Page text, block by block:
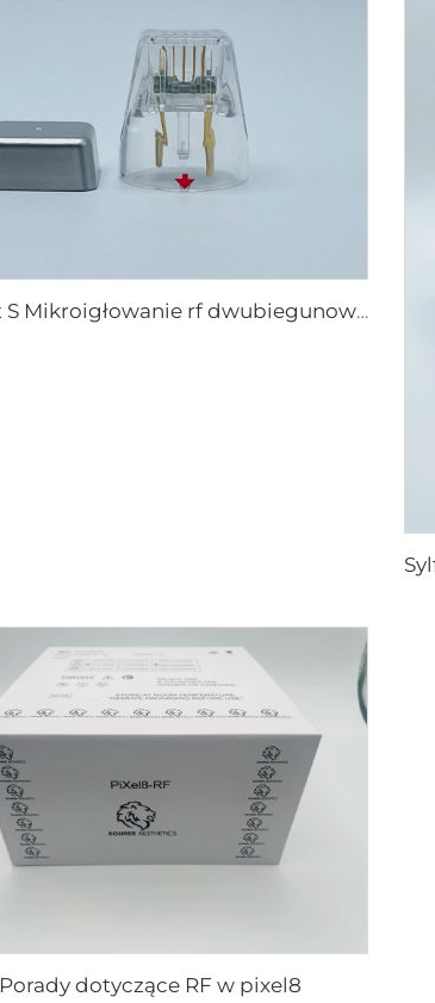
Scarlet S Mikroigłowanie rf dwubiegunowe elektrody zużywalne końcówki 25pin
Porady dotyczące RF w pixel8